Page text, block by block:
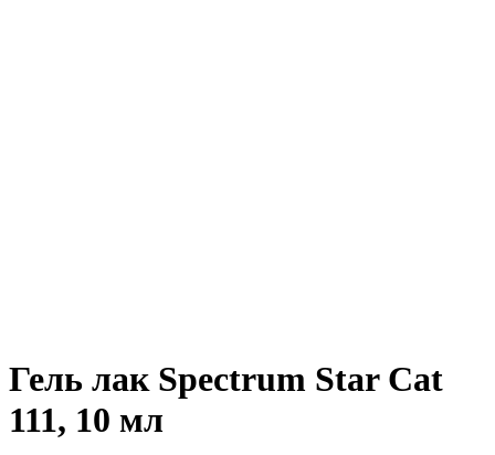
Гель лак Spectrum Star Cat
111, 10 мл